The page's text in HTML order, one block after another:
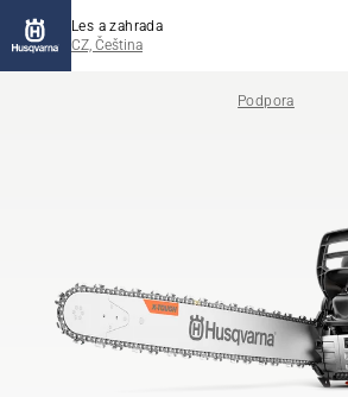
Les a zahrada
CZ, Čeština
Podpora